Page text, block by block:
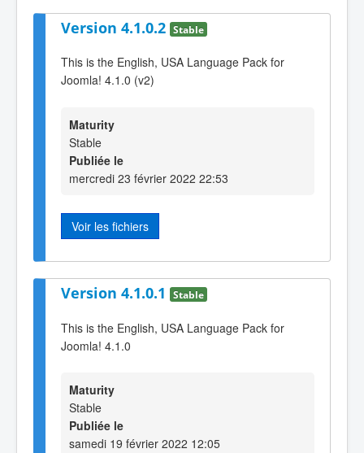
Version 4.1.0.2 Stable
This is the English, USA Language Pack for
Joomla! 4.1.0 (v2)
Maturity
Stable
Publiée le
mercredi 23 février 2022 22:53
Voir les fichiers
Version 4.1.0.1 Stable
This is the English, USA Language Pack for
Joomla! 4.1.0
Maturity
Stable
Publiée le
samedi 19 février 2022 12:05